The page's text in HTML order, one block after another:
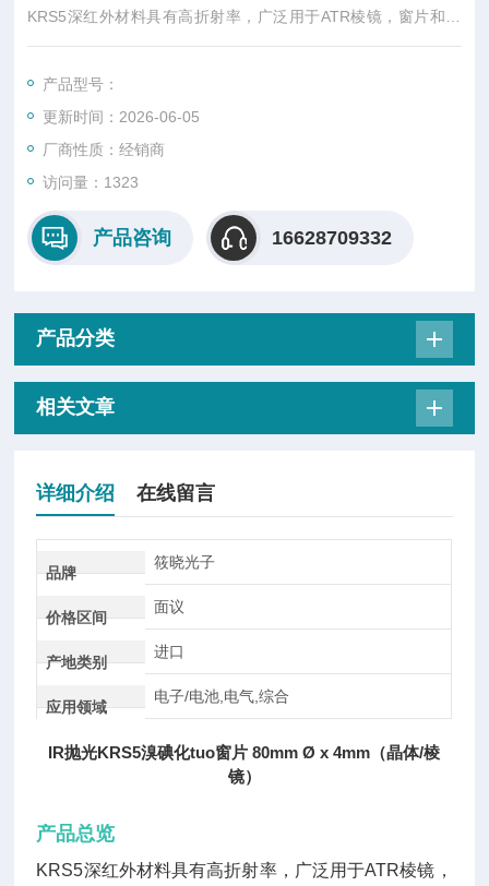
KRS5深红外材料具有高折射率，广泛用于ATR棱镜，窗片和透
镜光谱学。 结合锗，KRS5也可用于无热绝缘IR成像系统。KRS-
确保在2μm和16μm之间不存在阴离子吸收带，并且通过使用120
mm的路径长度来检查所有晶体的质量。
产品型号：
更新时间：2026-06-05
厂商性质：经销商
访问量：1323
产品咨询 16628709332
产品分类
相关文章
详细介绍 在线留言
品牌
筱晓光子
价格区间
面议
产地类别
进口
应用领域
电子/电池,电气,综合
IR抛光KRS5溴碘化tuo窗片 80mm Ø x 4mm（晶体/棱
镜）
产品总览
KRS5深红外材料具有高折射率，广泛用于ATR棱镜，